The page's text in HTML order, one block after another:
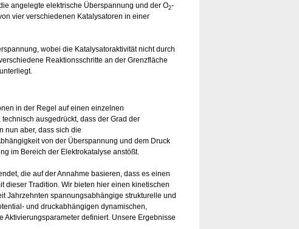
angelegte elektrische Überspannung und der O2-
vier verschiedenen Katalysatoren in einer
wobei die Katalysatoraktivität nicht durch
Reaktionsschritte an der Grenzfläche
in der Regel auf einen einzelnen
ausgedrückt, dass der Grad der
nun aber, dass sich die
von der Überspannung und dem Druck
im Bereich der Elektrokatalyse anstößt.
die auf der Annahme basieren, dass es einen
dieser Tradition. Wir bieten hier einen kinetischen
Jahrzehnten spannungsabhängige strukturelle und
und druckabhängigen dynamischen,
definiert. Unsere Ergebnisse